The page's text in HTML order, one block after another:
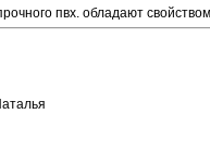
пвх. обладают